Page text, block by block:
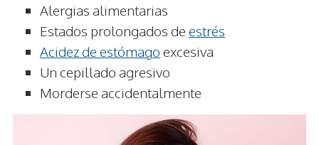
Alergias alimentarias
Estados prolongados de estrés
Acidez de estómago excesiva
Un cepillado agresivo
Morderse accidentalmente